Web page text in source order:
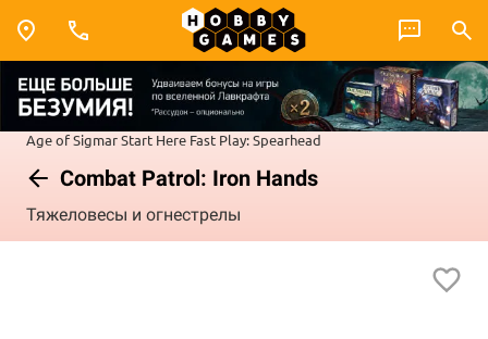
Age of SigmarStart Here Fast Play: Spearhead
Combat Patrol: Iron Hands
Тяжеловесы и огнестрелы